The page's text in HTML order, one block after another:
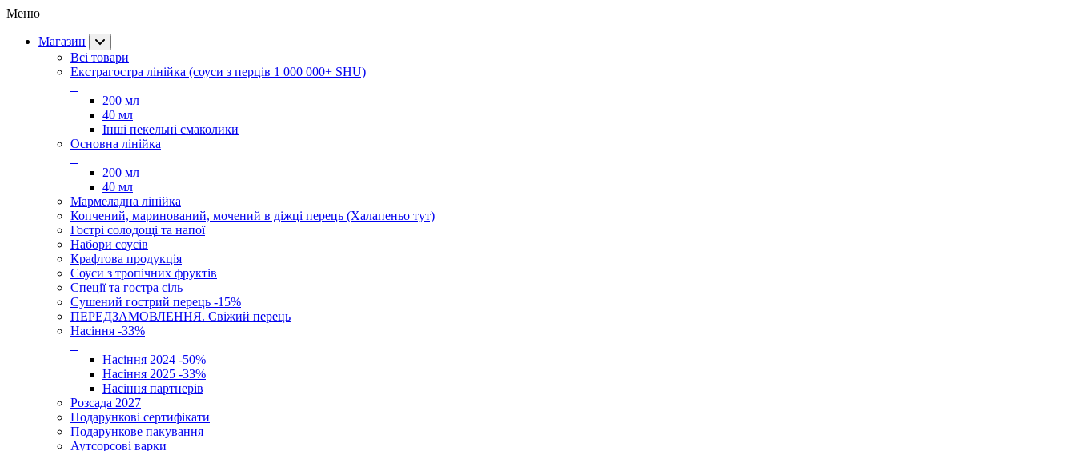
Меню
Магазин
Всі товари
Екстрагостра лінійка (соуси з перців 1 000 000+ SHU)
+
200 мл
40 мл
Інші пекельні смаколики
Основна лінійка
+
200 мл
40 мл
Мармеладна лінійка
Копчений, маринований, мочений в діжці перець (Халапеньо тут)
Гострі солодощі та напої
Набори соусів
Крафтова продукція
Соуси з тропічних фруктів
Спеції та гостра сіль
Сушений гострий перець -15%
ПЕРЕДЗАМОВЛЕННЯ. Свіжий перець
Насіння -33%
+
Насіння 2024 -50%
Насіння 2025 -33%
Насіння партнерів
Розсада 2027
Подарункові сертифікати
Подарункове пакування
Аутсорсові варки